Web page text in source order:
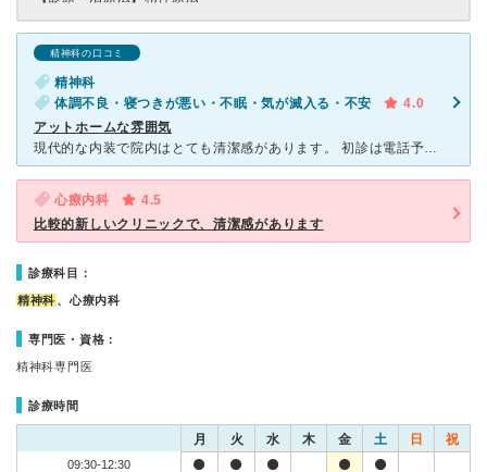
精神科の口コミ
精神科
体調不良・寝つきが悪い・不眠・気が滅入る・不安
4.0
アットホームな雰囲気
現代的な内装で院内はとても清潔感があります。 初診は電話予約でしたが、とてもスムーズに予約が取れました。 受け付けの女性の方は丁寧でゆっくり落ち着いて話して下さるので、 初回予約時は心の負担
心療内科
4.5
比較的新しいクリニックで、清潔感があります
診療科目：
精神科 、心療内科
専門医・資格：
精神科専門医
診療時間
月 火 水 木 金 土 日 祝
09:30-12:30